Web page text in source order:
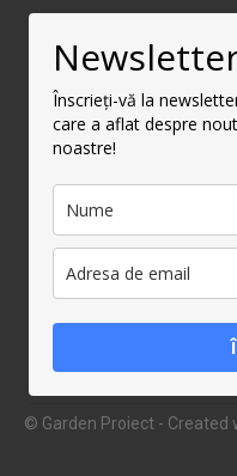
Înscrieți-vă la
care a aflat despre
noastre!
© Garden Proiect - Created